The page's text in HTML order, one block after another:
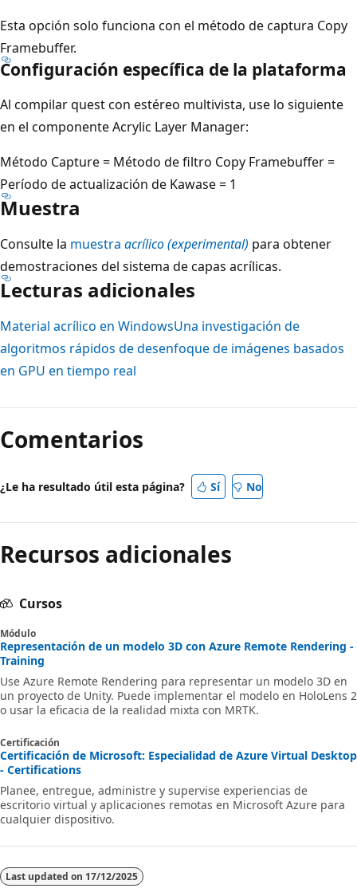
Esta opción solo funciona con el método de captura Copy
Framebuffer.
Configuración específica de la plataforma
Al compilar quest con estéreo multivista, use lo siguiente
en el componente Acrylic Layer Manager:
Método Capture = Método de filtro Copy Framebuffer =
Período de actualización de Kawase = 1
Muestra
Consulte la muestra acrílico (experimental) para obtener
demostraciones del sistema de capas acrílicas.
Lecturas adicionales
Material acrílico en WindowsUna investigación de
algoritmos rápidos de desenfoque de imágenes basados
en GPU en tiempo real
Comentarios
¿Le ha resultado útil esta página? Sí No
Recursos adicionales
Cursos
Módulo
Representación de un modelo 3D con Azure Remote Rendering -
Training
Use Azure Remote Rendering para representar un modelo 3D en
un proyecto de Unity. Puede implementar el modelo en HoloLens 2
o usar la eficacia de la realidad mixta con MRTK.
Certificación
Certificación de Microsoft: Especialidad de Azure Virtual Desktop
- Certifications
Planee, entregue, administre y supervise experiencias de
escritorio virtual y aplicaciones remotas en Microsoft Azure para
cualquier dispositivo.
Last updated on 17/12/2025